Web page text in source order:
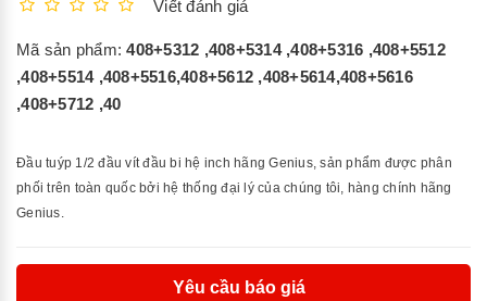
Viết đánh giá
Mã sản phẩm:408+5312 ,408+5314 ,408+5316 ,408+5512
,408+5514 ,408+5516,408+5612 ,408+5614,408+5616
,408+5712 ,40
Đầu tuýp 1/2 đầu vít đầu bi hệ inch hãng Genius, sản phẩm được phân
phối trên toàn quốc bởi hệ thống đại lý của chúng tôi, hàng chính hãng
Genius.
Yêu cầu báo giá